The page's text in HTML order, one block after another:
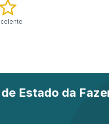
Estado da